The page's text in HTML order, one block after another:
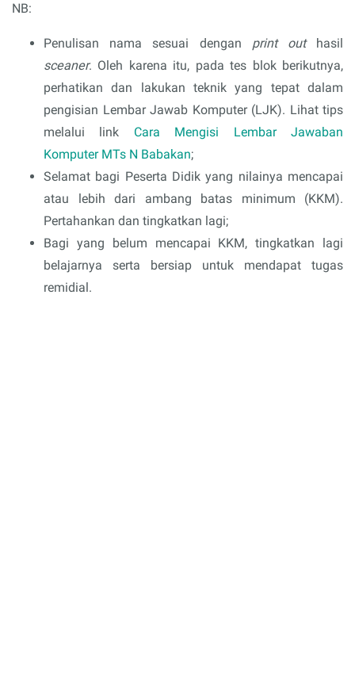
NB:
Penulisan nama sesuai dengan print outhasil
sceaner. Oleh karena itu, pada tes blok berikutnya,
perhatikan dan lakukan teknik yang tepat dalam
pengisian Lembar Jawab Komputer (LJK). Lihat tips
melalui link Cara Mengisi Lembar Jawaban
Komputer MTs N Babakan;
Selamat bagi Peserta Didik yang nilainya mencapai
atau lebih dari ambang batas minimum (KKM).
Pertahankan dan tingkatkan lagi;
Bagi yang belum mencapai KKM, tingkatkan lagi
belajarnya serta bersiap untuk mendapat tugas
remidial.